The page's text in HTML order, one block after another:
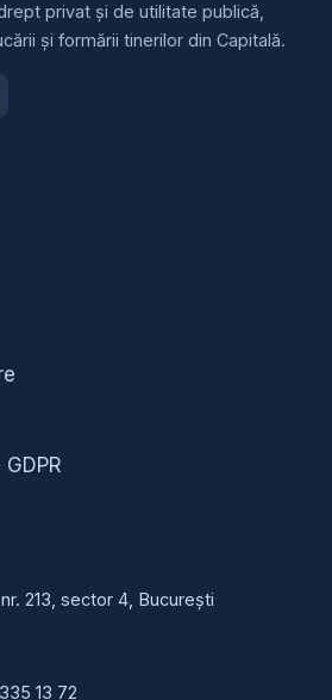
2019
privat și de utilitate publică,
și formării tinerilor din Capitală.
213, sector 4, București
335 13 72